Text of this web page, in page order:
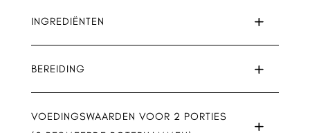
INGREDIËNTEN
BEREIDING
VOEDINGSWAARDEN VOOR 2 PORTIES